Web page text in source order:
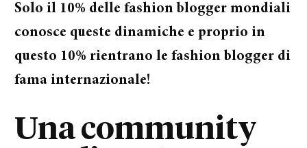
Solo il 10% delle fashion blogger mondiali
conosce queste dinamiche e proprio in
questo 10% rientrano le fashion blogger di
fama internazionale!
Una community